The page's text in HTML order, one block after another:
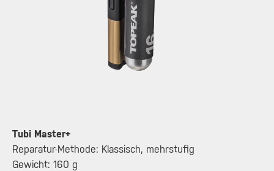
Tubi Master+
Reparatur-Methode: Klassisch, mehrstufig
Gewicht: 160 g